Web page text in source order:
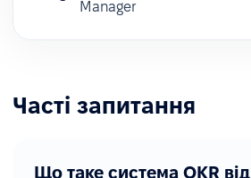
Manager
Часті запитання
Що таке система OKR від